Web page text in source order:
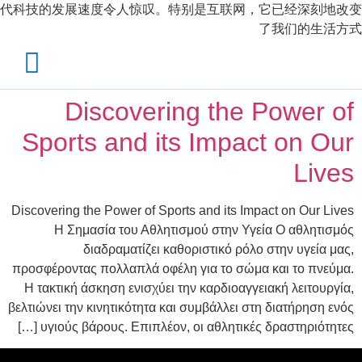
代科技的发展速度令人惊叹。特别是互联网，它已经深刻地改变
了我们的生活方式
Discovering the Power of
Sports and its Impact on Our
Lives
Discovering the Power of Sports and its Impact on Our Lives
Η Σημασία του Αθλητισμού στην Υγεία Ο αθλητισμός
διαδραματίζει καθοριστικό ρόλο στην υγεία μας,
προσφέροντας πολλαπλά οφέλη για το σώμα και το πνεύμα.
Η τακτική άσκηση ενισχύει την καρδιοαγγειακή λειτουργία,
βελτιώνει την κινητικότητα και συμβάλλει στη διατήρηση ενός
υγιούς βάρους. Επιπλέον, οι αθλητικές δραστηριότητες […]